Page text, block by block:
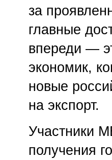
за
главные
впереди —
экономик,
новые
на экспорт.
Участники
получения